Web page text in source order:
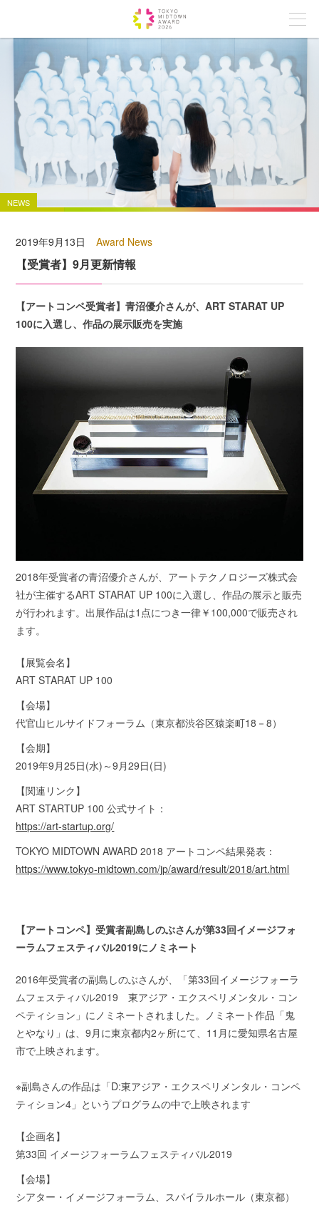
NEWS
2019年9月13日 Award News
【受賞者】9月更新情報
【アートコンペ受賞者】青沼優介さんが、ART STARAT UP
100に入選し、作品の展示販売を実施
2018年受賞者の青沼優介さんが、アートテクノロジーズ株式会
社が主催するART STARAT UP 100に入選し、作品の展示と販売
が行われます。出展作品は1点につき一律￥100,000で販売され
ます。
【展覧会名】
ART STARAT UP 100
【会場】
代官山ヒルサイドフォーラム（東京都渋谷区猿楽町18－8）
【会期】
2019年9月25日(水)～9月29日(日)
【関連リンク】
ART STARTUP 100 公式サイト：
https://art-startup.org/
TOKYO MIDTOWN AWARD 2018 アートコンペ結果発表：
https://www.tokyo-midtown.com/jp/award/result/2018/art.html
【アートコンペ】受賞者副島しのぶさんが第33回イメージフォ
ーラムフェスティバル2019にノミネート
2016年受賞者の副島しのぶさんが、「第33回イメージフォーラ
ムフェスティバル2019 東アジア・エクスペリメンタル・コン
ペティション」にノミネートされました。ノミネート作品「鬼
とやなり」は、9月に東京都内2ヶ所にて、11月に愛知県名古屋
市で上映されます。
※副島さんの作品は「D:東アジア・エクスペリメンタル・コンペ
ティション4」というプログラムの中で上映されます
【企画名】
第33回 イメージフォーラムフェスティバル2019
【会場】
シアター・イメージフォーラム、スパイラルホール（東京都）